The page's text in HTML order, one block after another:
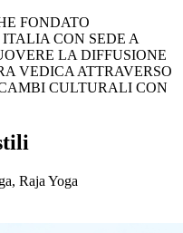
FONDATO
CON SEDE A
LA DIFFUSIONE
VEDICA ATTRAVERSO
CULTURALI CON
Raja Yoga